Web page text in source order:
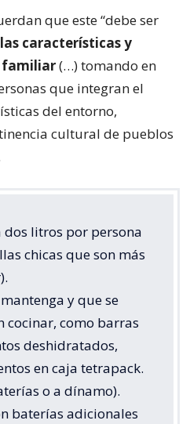
que este “debe ser
características y
familiar(…) tomando en
que integran el
del entorno,
cultural de pueblos
dos litros por persona
chicas que son más
y que se
cocinar, como barras
deshidratados,
en caja tetrapack.
o a dínamo).
baterías adicionales